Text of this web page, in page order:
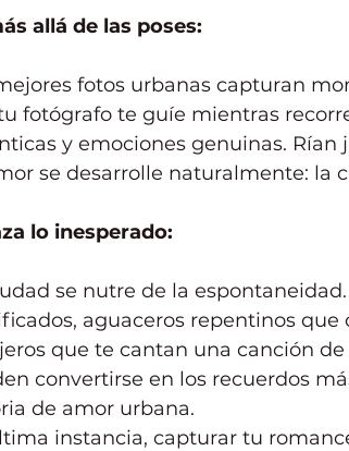
allá de las poses:
fotos urbanas capturan
fotógrafo te guíe mientras
y emociones genuinas.
se desarrolle naturalmente: la
lo inesperado:
se nutre de la
aguaceros repentinos
que te cantan una canción
convertirse en los recuerdos
de amor urbana.
instancia, capturar tu